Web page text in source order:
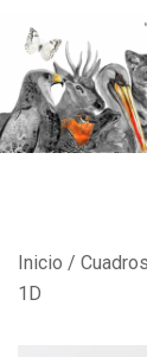
yo soy
Un trocito de
Inicio / Cuadros
1D